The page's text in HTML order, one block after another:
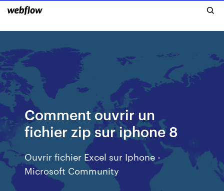
Comment ouvrir un
fichier zip sur iphone 8
Ouvrir fichier Excel sur Iphone -
Microsoft Community